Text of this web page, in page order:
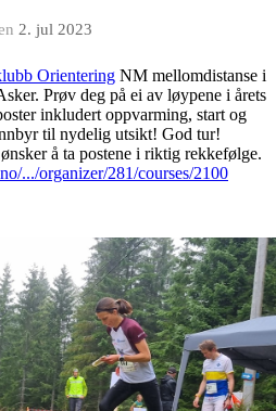
2. jul 2023
Orientering NM mellomdistanse i
Prøv deg på ei av løypene i årets
inkludert oppvarming, start og
til nydelig utsikt! God tur!
å ta postene i riktig rekkefølge.
.../organizer/281/courses/2100